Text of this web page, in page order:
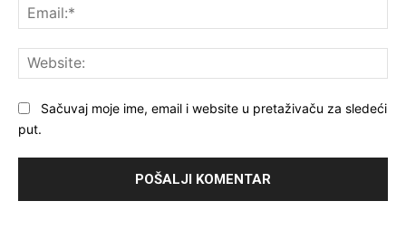
Sačuvaj moje ime, email i website u pretaživaču za sledeći
put.